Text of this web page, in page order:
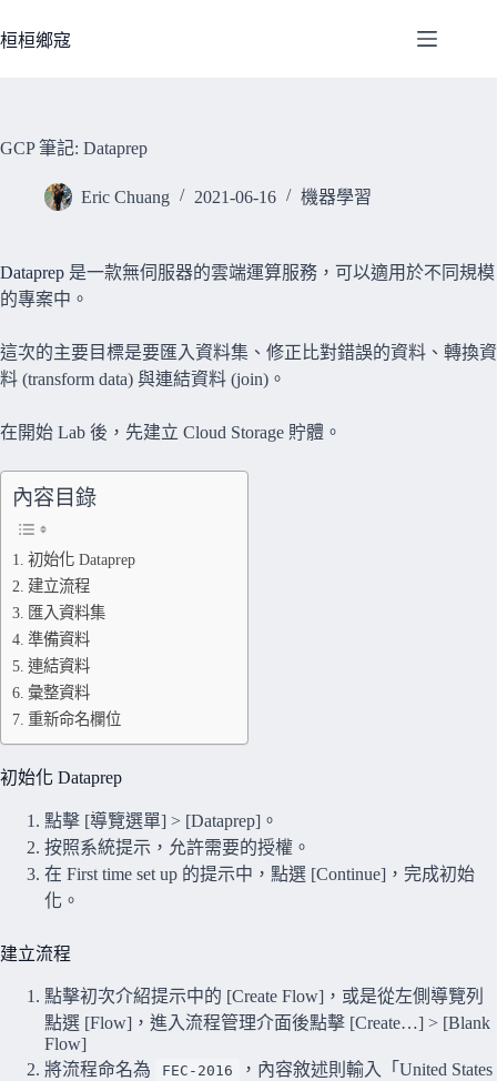
至
容
桓桓鄉寇
GCP 筆記: Dataprep
Eric Chuang 2021-06-16 機器學習
Dataprep 是一款無伺服器的雲端運算服務，可以適用於不同規模
的專案中。
這次的主要目標是要匯入資料集、修正比對錯誤的資料、轉換資
料 (transform data) 與連結資料 (join)。
在開始 Lab 後，先建立 Cloud Storage 貯體。
內容目錄
初始化 Dataprep
建立流程
匯入資料集
準備資料
連結資料
彙整資料
重新命名欄位
初始化 Dataprep
點擊 [導覽選單] > [Dataprep]。
按照系統提示，允許需要的授權。
在 First time set up 的提示中，點選 [Continue]，完成初始
化。
建立流程
點擊初次介紹提示中的 [Create Flow]，或是從左側導覽列
點選 [Flow]，進入流程管理介面後點擊 [Create…] > [Blank
Flow]
將流程命名為
FEC-2016
，內容敘述則輸入「United States